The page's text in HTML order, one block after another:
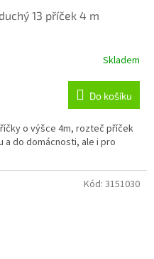
13 příček 4 m
Skladem
Do košíku
o výšce 4m, rozteč příček
a do domácnosti, ale i pro
Kód: 3151030